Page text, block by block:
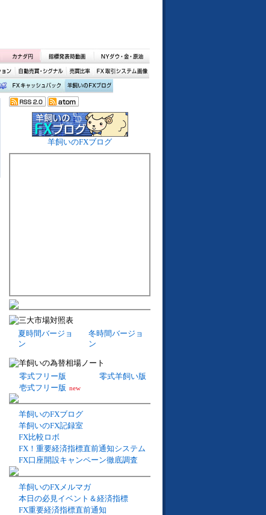
羊飼いのFXブログ
夏時間バージョ
ン
冬時間バージョ
ン
零式フリー版
零式羊飼い版
壱式フリー版 new
羊飼いのFXブログ
羊飼いのFX記録室
FX比較ロボ
FX！重要経済指標直前通知システム
FX口座開設キャンペーン徹底調査
羊飼いのFXメルマガ
本日の必見イベント＆経済指標
FX重要経済指標直前通知